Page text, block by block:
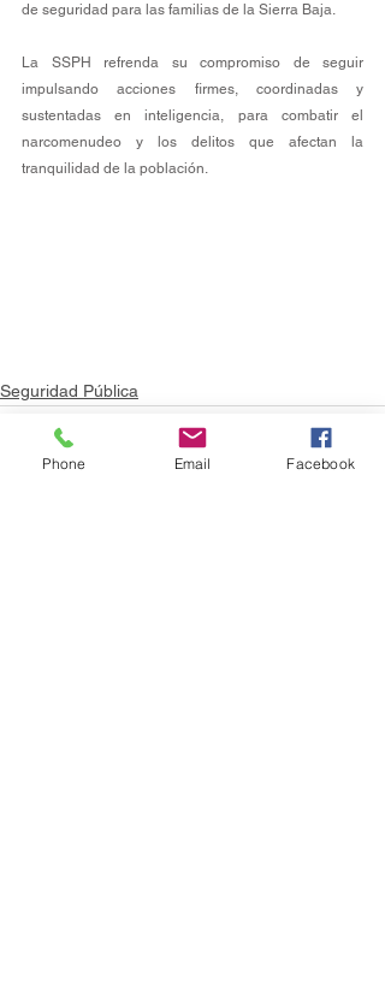
de seguridad para las familias de la Sierra Baja.
La SSPH refrenda su compromiso de seguir
impulsando acciones firmes, coordinadas y
sustentadas en inteligencia, para combatir el
narcomenudeo y los delitos que afectan la
tranquilidad de la población.
Seguridad Pública
Phone Email Facebook